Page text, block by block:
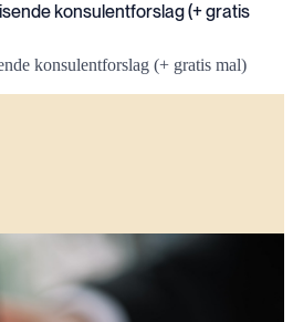
konsulentforslag (+ gratis
konsulentforslag (+ gratis mal)